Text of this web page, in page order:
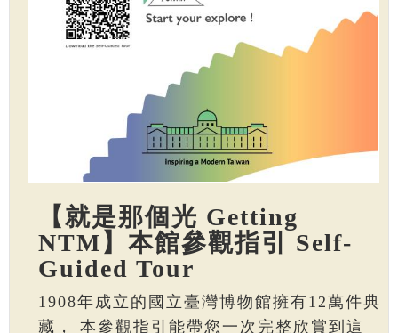
【就是那個光 Getting
NTM】本館參觀指引 Self-
Guided Tour
1908年成立的國立臺灣博物館擁有12萬件典
藏， 本參觀指引能帶您一次完整欣賞到這